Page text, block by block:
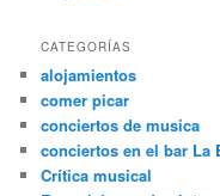
CATEGORÍAS
alojamientos
comer picar
conciertos de musica
conciertos en el bar La
Crítica musical